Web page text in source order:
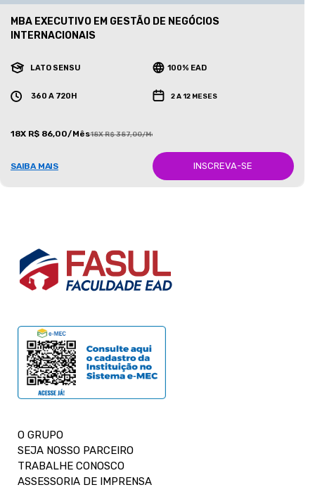
MBA EXECUTIVO EM GESTÃO DE NEGÓCIOS
INTERNACIONAIS
LATO SENSU 100% EAD
360 A 720H 2 A 12 MESES
18X R$ 86,00/Mês18X R$ 387,00/Mês
SAIBA MAIS INSCREVA-SE
O GRUPO
SEJA NOSSO PARCEIRO
TRABALHE CONOSCO
ASSESSORIA DE IMPRENSA